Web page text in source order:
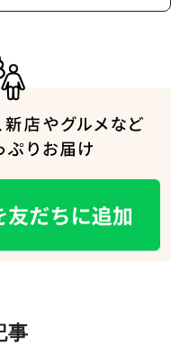
事
ード
ーツ #カレー#柏駅
記事